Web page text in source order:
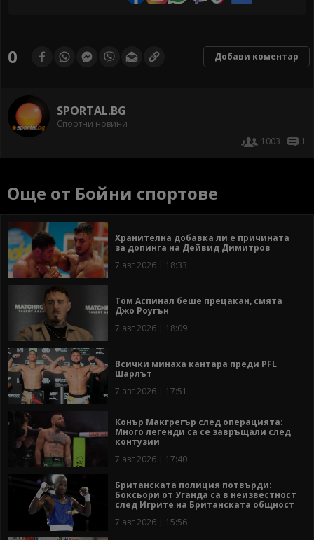
0 Добави коментар
SPORTAL.BG
Спортни новини
1003
1
Още от Бойни спортове
Хранителна добавка ли е причината
за допинга на Дейвид Димитров
7 авг 2026 | 18:33
Том Аспинал беше прецакан, смята
Джо Роугън
7 авг 2026 | 18:09
Всички минаха кантара преди PFL
Шарлът
7 авг 2026 | 17:51
Конър Макгрегър след операцията:
Много легенди са се завръщали след
контузии
7 авг 2026 | 17:40
Британската полиция потвърди:
Боксьори от Уганда са в неизвестност
след Игрите на Британската общност
7 авг 2026 | 15:56